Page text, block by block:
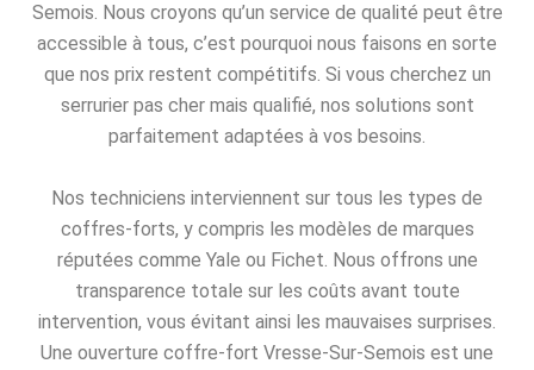
Semois. Nous croyons qu’un service de qualité peut être
accessible à tous, c’est pourquoi nous faisons en sorte
que nos prix restent compétitifs. Si vous cherchez un
serrurier pas cher mais qualifié, nos solutions sont
parfaitement adaptées à vos besoins.
Nos techniciens interviennent sur tous les types de
coffres-forts, y compris les modèles de marques
réputées comme Yale ou Fichet. Nous offrons une
transparence totale sur les coûts avant toute
intervention, vous évitant ainsi les mauvaises surprises.
Une ouverture coffre-fort Vresse-Sur-Semois est une